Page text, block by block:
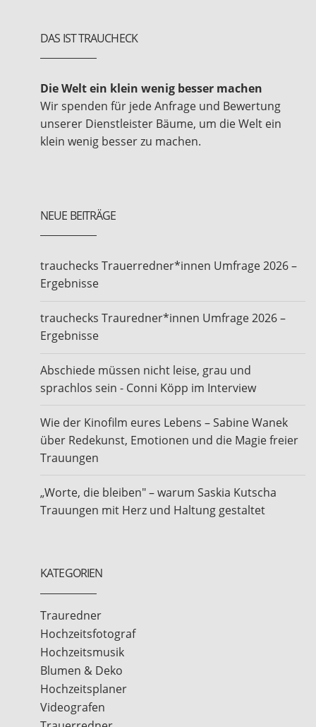
DAS IST TRAUCHECK
Die Welt ein klein wenig besser machen
Wir spenden für jede Anfrage und Bewertung
unserer Dienstleister Bäume, um die Welt ein
klein wenig besser zu machen.
NEUE BEITRÄGE
trauchecks Trauerredner*innen Umfrage 2026 –
Ergebnisse
trauchecks Trauredner*innen Umfrage 2026 –
Ergebnisse
Abschiede müssen nicht leise, grau und
sprachlos sein - Conni Köpp im Interview
Wie der Kinofilm eures Lebens – Sabine Wanek
über Redekunst, Emotionen und die Magie freier
Trauungen
„Worte, die bleiben" – warum Saskia Kutscha
Trauungen mit Herz und Haltung gestaltet
KATEGORIEN
Trauredner
Hochzeitsfotograf
Hochzeitsmusik
Blumen & Deko
Hochzeitsplaner
Videografen